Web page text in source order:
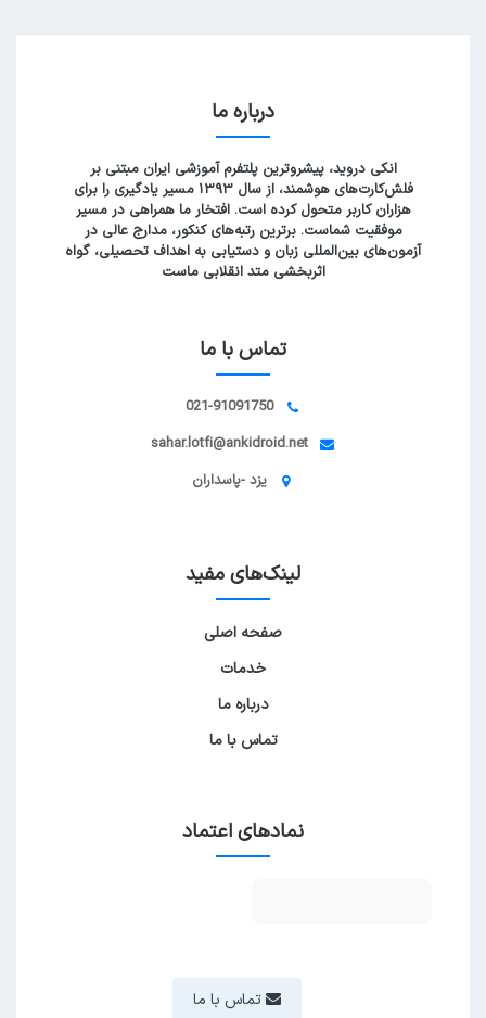
درباره ما
انکی دروید، پیشروترین پلتفرم آموزشی ایران مبتنی بر
فلش‌کارت‌های هوشمند، از سال ۱۳۹۳ مسیر یادگیری را برای
هزاران کاربر متحول کرده است. افتخار ما همراهی در مسیر
موفقیت شماست. برترین رتبه‌های کنکور، مدارج عالی در
آزمون‌های بین‌المللی زبان و دستیابی به اهداف تحصیلی، گواه
اثربخشی متد انقلابی ماست
تماس با ما
021-91091750
sahar.lotfi@ankidroid.net
یزد -پاسداران
لینک‌های مفید
صفحه اصلی
خدمات
درباره ما
تماس با ما
نمادهای اعتماد
تماس با ما